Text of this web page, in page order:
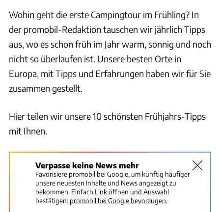
Wohin geht die erste Campingtour im Frühling? In
der promobil-Redaktion tauschen wir jährlich Tipps
aus, wo es schon früh im Jahr warm, sonnig und noch
nicht so überlaufen ist. Unsere besten Orte in
Europa, mit Tipps und Erfahrungen haben wir für Sie
zusammen gestellt.
Hier teilen wir unsere 10 schönsten Frühjahrs-Tipps
mit Ihnen.
Verpasse keine News mehr
Favorisiere promobil bei Google, um künftig häufiger
unsere neuesten Inhalte und News angezeigt zu
bekommen. Einfach Link öffnen und Auswahl
bestätigen: promobil bei Google bevorzugen.